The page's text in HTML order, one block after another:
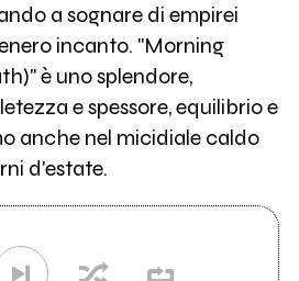
a sognare di empirei
incanto. "Morning
è uno splendore,
e spessore, equilibrio e
anche nel micidiale caldo
d'estate.